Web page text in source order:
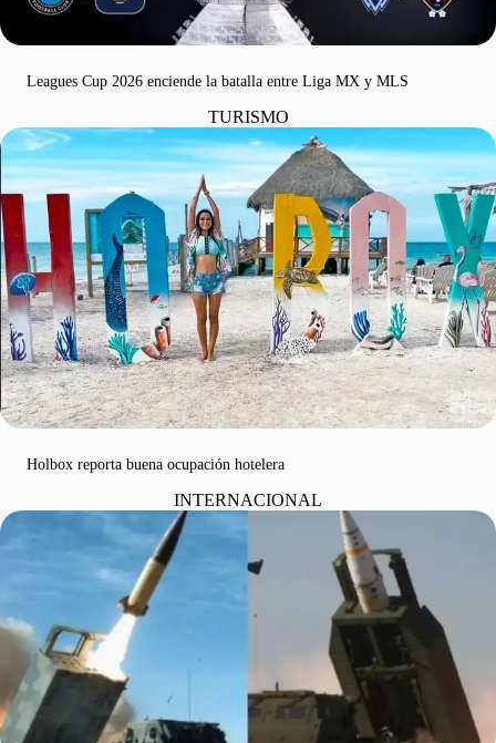
Leagues Cup 2026 enciende la batalla entre Liga MX y MLS
TURISMO
Holbox reporta buena ocupación hotelera
INTERNACIONAL